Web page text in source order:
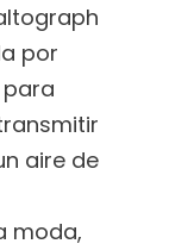
por
aire de
moda,